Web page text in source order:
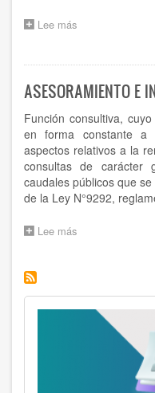
Lee más
ASESORAMIENTO E
Función consultiva,
en forma constante a
aspectos relativos a la
consultas de carácter
caudales públicos que
de la Ley N°9292,
Lee más